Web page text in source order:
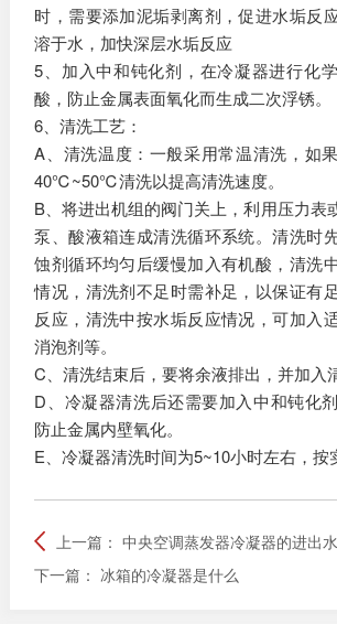
时，需要添加泥垢剥离剂，促进水垢反
溶于水，加快深层水垢反应
5、加入中和钝化剂，在冷凝器进行化
酸，防止金属表面氧化而生成二次浮锈。
6、清洗工艺：
A、清洗温度：一般采用常温清洗，如
40℃~50℃清洗以提高清洗速度。
B、将进出机组的阀门关上，利用压力表
泵、酸液箱连成清洗循环系统。清洗时
蚀剂循环均匀后缓慢加入有机酸，清洗
情况，清洗剂不足时需补足，以保证有
反应，清洗中按水垢反应情况，可加入
消泡剂等。
C、清洗结束后，要将余液排出，并加入
D、冷凝器清洗后还需要加入中和钝化
防止金属内壁氧化。
E、冷凝器清洗时间为5~10小时左右，按
上一篇： 中央空调蒸发器冷凝器的进出水管上的压差调节
下一篇： 冰箱的冷凝器是什么